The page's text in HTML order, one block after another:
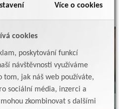
Více o cookies
cookies
poskytování funkcí
návštěvnosti využíváme
tom, jak náš web používáte,
sociální média, inzerci a
zkombinovat s dalšími